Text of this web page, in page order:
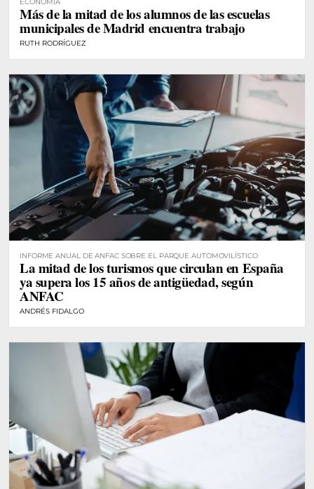
Más de la mitad de los alumnos de las escuelas
municipales de Madrid encuentra trabajo
RUTH RODRÍGUEZ
INFORME ANUAL DE ANFAC SOBRE EL PARQUE AUTOMOVILÍSTICO
La mitad de los turismos que circulan en España
ya supera los 15 años de antigüedad, según
ANFAC
ANDRÉS FIDALGO